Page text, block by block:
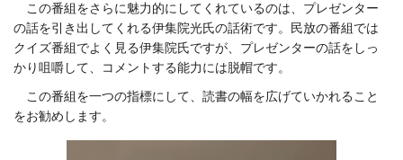
この番組をさらに魅力的にしてくれているのは、プレゼンター
の話を引き出してくれる伊集院光氏の話術です。民放の番組では
クイズ番組でよく見る伊集院氏ですが、プレゼンターの話をしっ
かり咀嚼して、コメントする能力には脱帽です。
この番組を一つの指標にして、読書の幅を広げていかれること
をお勧めします。